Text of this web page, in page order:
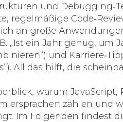
und
regelmäßige
an große
„Ist ein Jahr genug, um
und
All das hilft, die
warum
zählen und
Im Folgenden findest